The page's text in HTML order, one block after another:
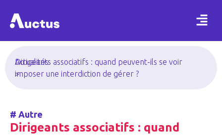
Actualités
>
Dirigeants associatifs : quand peuvent-ils se voir
imposer une interdiction de gérer ?
# Autre
Dirigeants associatifs : quand